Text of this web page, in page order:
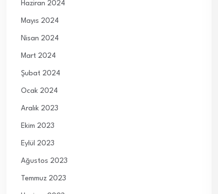
Haziran 2024
Mayıs 2024
Nisan 2024
Mart 2024
Şubat 2024
Ocak 2024
Aralık 2023
Ekim 2023
Eylül 2023
Ağustos 2023
Temmuz 2023